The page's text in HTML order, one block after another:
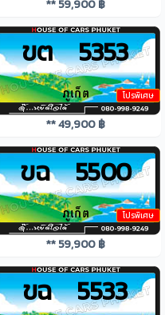
** 59,900 ฿
โปรพิเศษ
ขต 5353
** 49,900 ฿
โปรพิเศษ
ขฉ 5500
** 59,900 ฿
ขฉ 5533